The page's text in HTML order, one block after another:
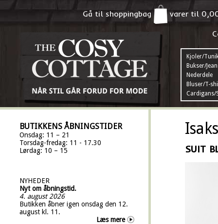
Gå til shoppingbag varer til
Kjoler/
Bukser/
Nederdele
Bluser/T-
Cardigans/
BUTIKKENS ÅBNINGSTIDER
Onsdag: 11 – 21
Torsdag-fredag: 11 - 17.30
Lørdag: 10 – 15
NYHEDER
Nyt om åbningstid.
4. august 2026
Butikken åbner igen onsdag den 12.
august kl. 11.
Læs mere
SUIT